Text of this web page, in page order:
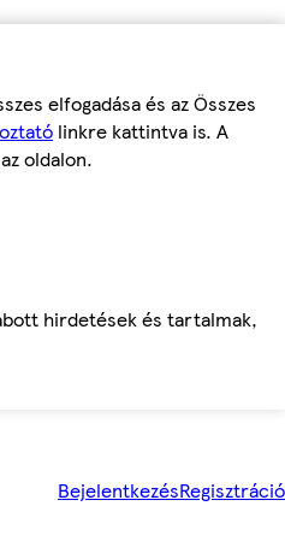
elfogadása és az Összes
linkre kattintva is. A
oldalon.
hirdetések és tartalmak,
BejelentkezésRegisztráció